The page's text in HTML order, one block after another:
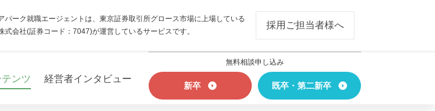
パーク就職エージェントは、東京証券取引所グロース市場に上場している
式会社(証券コード：7047)が運営しているサービスです。
採用ご担当者様へ
ンツ 経営者インタビュー
無料相談申し込み
新卒 既卒・第二新卒